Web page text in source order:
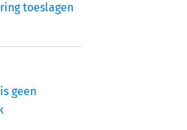
toeslagen
geen